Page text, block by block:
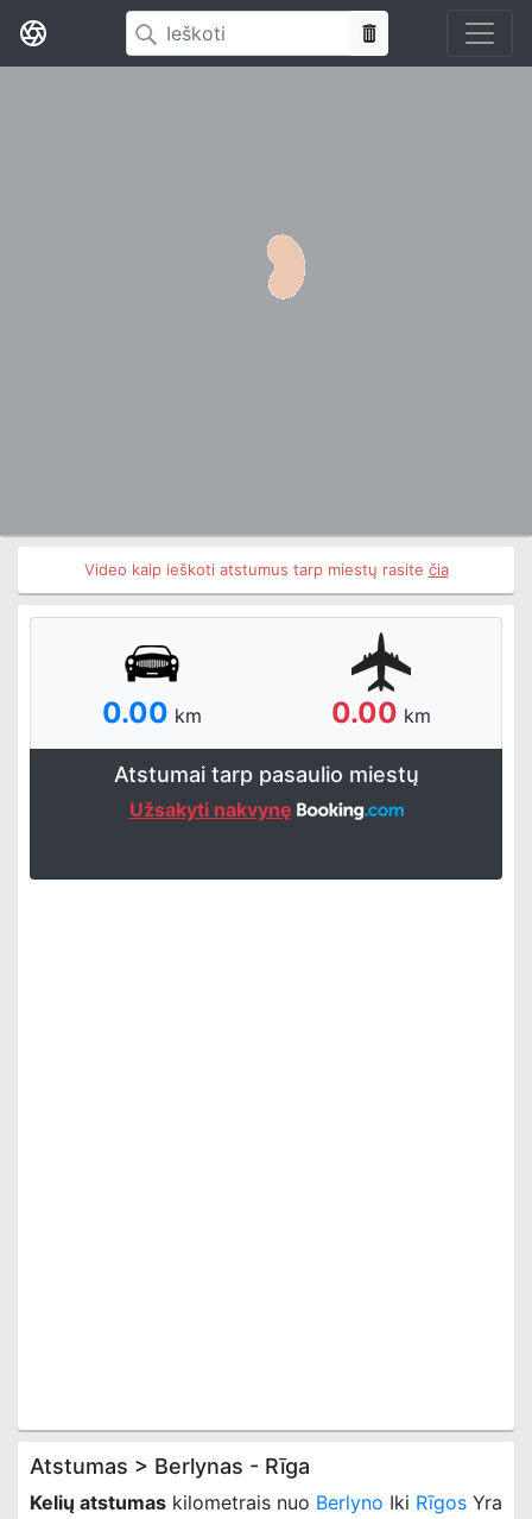
Video kaip ieškoti atstumus tarp miestų rasite čia
0.00 km 0.00 km
Atstumai tarp pasaulio miestų
Užsakyti nakvynę
Atstumas > Berlynas - Rīga
Kelių atstumas kilometrais nuo Berlyno Iki Rīgos Yra